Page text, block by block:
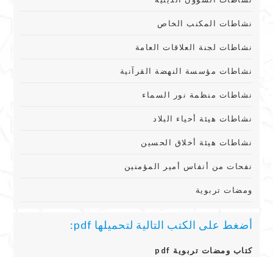
نشاطات المكنب الخاص
نشاطات لجنة العلاقات العامة
نشاطات مؤسسة النهضة القرآنية
نشاطات منظمة نور السماء
نشاطات هيئة أحياء البلاد
نشاطات هيئة أخلاق الحسين
نفحات من أنفاس أمير المؤمنين
ومضات تربوية
أضغط على الكتب التالية لتحميلها pdf:
كتاب ومضات تربوية pdf